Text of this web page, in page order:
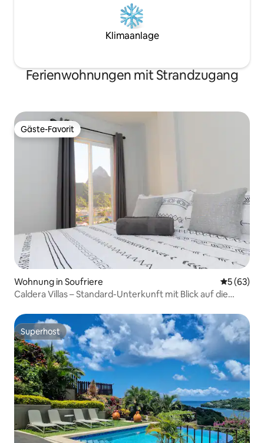
Klimaanlage
Ferienwohnungen mit Strandzugang
Gäste-Favorit
Gäste-Favorit
Wohnung in Soufriere
5 (63)
Caldera Villas – Standard-Unterkunft mit Blick auf die
Superhost
Superhost